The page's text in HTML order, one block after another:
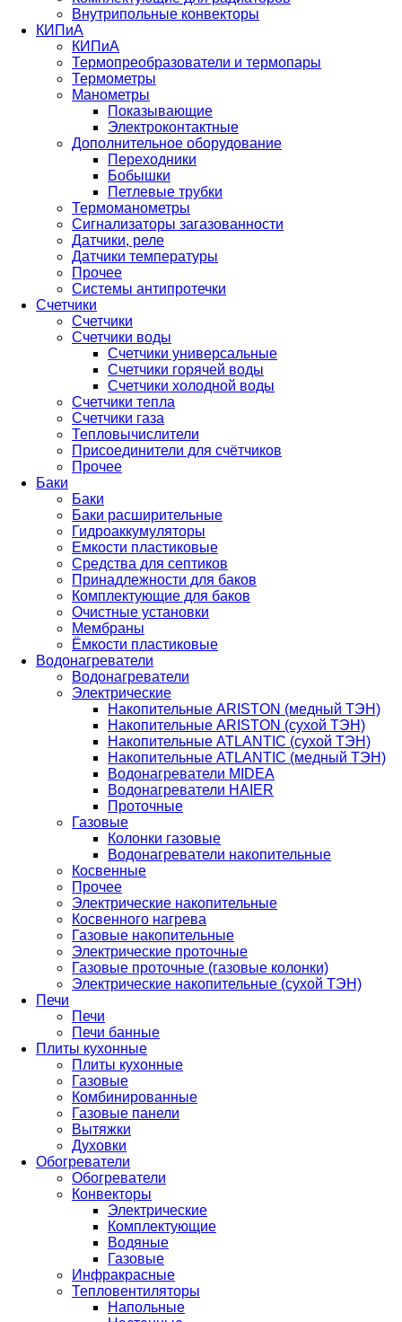
Внутрипольные конвекторы
КИПиА
КИПиА
Термопреобразователи и термопары
Термометры
Манометры
Показывающие
Электроконтактные
Дополнительное оборудование
Переходники
Бобышки
Петлевые трубки
Термоманометры
Сигнализаторы загазованности
Датчики, реле
Датчики температуры
Прочее
Системы антипротечки
Счетчики
Счетчики
Счетчики воды
Счетчики универсальные
Счетчики горячей воды
Счетчики холодной воды
Счетчики тепла
Счетчики газа
Тепловычислители
Присоединители для счётчиков
Прочее
Баки
Баки
Баки расширительные
Гидроаккумуляторы
Емкости пластиковые
Средства для септиков
Принадлежности для баков
Комплектующие для баков
Очистные установки
Мембраны
Ёмкости пластиковые
Водонагреватели
Водонагреватели
Электрические
Накопительные ARISTON (медный ТЭН)
Накопительные ARISTON (сухой ТЭН)
Накопительные ATLANTIC (сухой ТЭН)
Накопительные ATLANTIC (медный ТЭН)
Водонагреватели MIDEA
Водонагреватели HAIER
Проточные
Газовые
Колонки газовые
Водонагреватели накопительные
Косвенные
Прочее
Электрические накопительные
Косвенного нагрева
Газовые накопительные
Электрические проточные
Газовые проточные (газовые колонки)
Электрические накопительные (сухой ТЭН)
Печи
Печи
Печи банные
Плиты кухонные
Плиты кухонные
Газовые
Комбинированные
Газовые панели
Вытяжки
Духовки
Обогреватели
Обогреватели
Конвекторы
Электрические
Комплектующие
Водяные
Газовые
Инфракрасные
Тепловентиляторы
Напольные